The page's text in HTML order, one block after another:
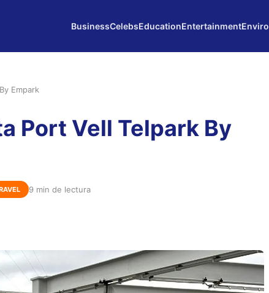
BusinessCelebsEducationEntertainment
Empark
Port Vell Telpark By
9 min de lectura